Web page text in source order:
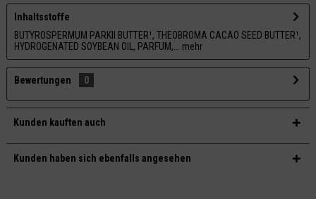
Inhaltsstoffe
BUTYROSPERMUM PARKII BUTTER¹, THEOBROMA CACAO SEED BUTTER¹,
HYDROGENATED SOYBEAN OIL, PARFUM,...
mehr
Bewertungen 0
Kunden kauften auch
Kunden haben sich ebenfalls angesehen